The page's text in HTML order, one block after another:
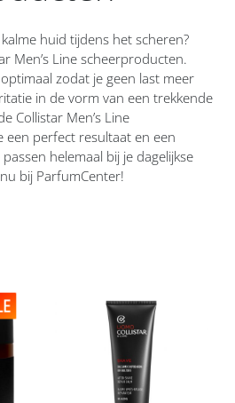
huid tijdens het scheren?
Men’s Line scheerproducten.
zodat je geen last meer
in de vorm van een trekkende
Collistar Men’s Line
een perfect resultaat en een
helemaal bij je dagelijkse
bij ParfumCenter!
verlanglijst